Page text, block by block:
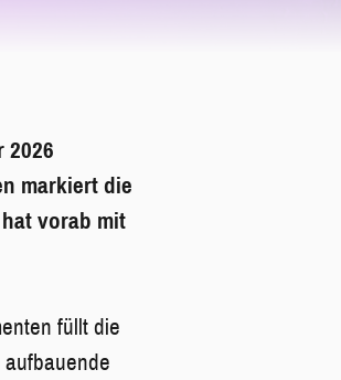
2026
markiert die
vorab mit
füllt die